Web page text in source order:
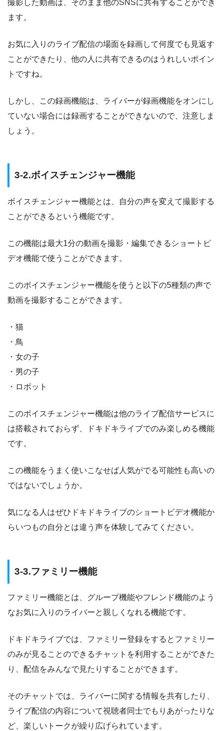
撮影した動画は、そのまま他のSNSに共有することができ
ます。
お気に入りのライブ配信の場面を録画して何度でも見返す
ことができたり、他の人に共有できるのはうれしいポイン
トですね。
しかし、この録画機能は、ライバーが録画機能をオンにし
ていない場合には録画することができないので、注意しま
しょう。
3-2.ボイスチェンジャー機能
ボイスチェンジャー機能とは、自分の声を変えて撮影する
ことができるという機能です。
この機能は最大1分の動画を撮影・編集できるショートビ
デオ機能で使うことができます。
このボイスチェンジャー機能を使うと以下の5種類の声で
動画を撮影することができます。
・猫
・鳥
・女の子
・男の子
・ロボット
このボイスチェンジャー機能は他のライブ配信サービスに
は搭載されておらず、ドキドキライブでのみ楽しめる機能
です。
この機能をうまく使いこなせば人気がでる可能性も高いの
ではないでしょうか。
気になる人はぜひドキドキライブのショートビデオ機能か
らいつもの自分とは違う声を体験してみてください。
3-3.ファミリー機能
ファミリー機能とは、グループ機能やフレンド機能のよう
なお気に入りのライバーと親しくなれる機能です。
ドキドキライブでは、ファミリー登録をするとファミリー
のみが見ることのできるチャットを利用することができた
り、配信をみんなで見たりすることができます。
そのチャットでは、ライバーに関する情報を共有したり、
ライブ配信の内容について視聴者同士でもりあがったりな
ど、楽しいトークが繰り広げられています。